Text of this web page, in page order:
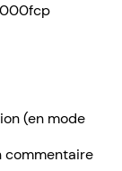
(en mode
commentaire